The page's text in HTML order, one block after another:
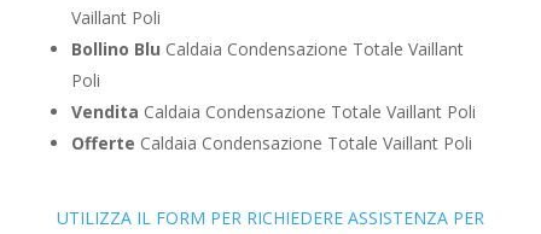
Vaillant Poli
Bollino Blu Caldaia Condensazione Totale Vaillant
Poli
Vendita Caldaia Condensazione Totale Vaillant Poli
Offerte Caldaia Condensazione Totale Vaillant Poli
UTILIZZA IL FORM PER RICHIEDERE ASSISTENZA PER